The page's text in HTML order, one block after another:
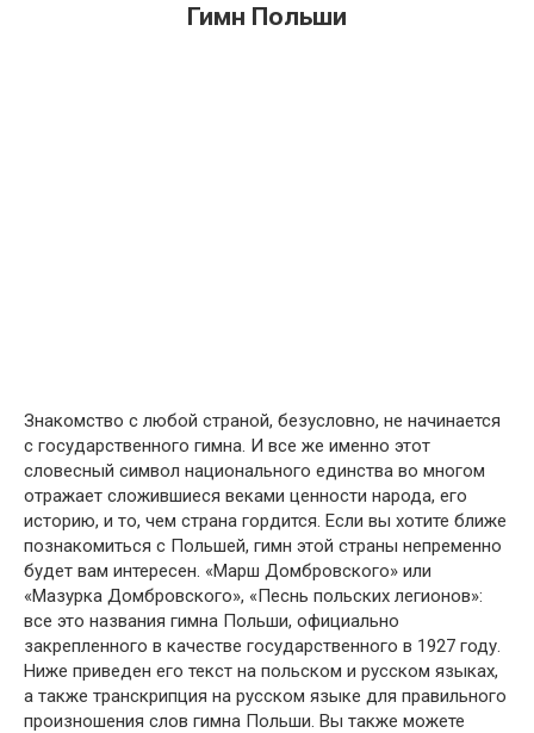
Гимн Польши
Знакомство с любой страной, безусловно, не начинается
с государственного гимна. И все же именно этот
словесный символ национального единства во многом
отражает сложившиеся веками ценности народа, его
историю, и то, чем страна гордится. Если вы хотите ближе
познакомиться с Польшей, гимн этой страны непременно
будет вам интересен. «Марш Домбровского» или
«Мазурка Домбровского», «Песнь польских легионов»:
все это названия гимна Польши, официально
закрепленного в качестве государственного в 1927 году.
Ниже приведен его текст на польском и русском языках,
а также транскрипция на русском языке для правильного
произношения слов гимна Польши. Вы также можете